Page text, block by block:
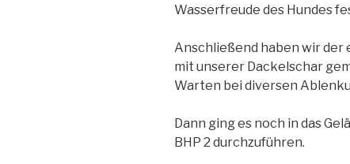
Wasserfreude des Hundes
Anschließend haben wir der
mit unserer Dackelschar
Warten bei diversen
Dann ging es noch in das
BHP 2 durchzuführen.